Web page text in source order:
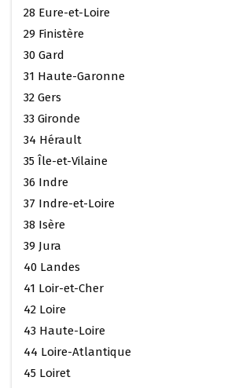
28 Eure-et-Loire
29 Finistère
30 Gard
31 Haute-Garonne
32 Gers
33 Gironde
34 Hérault
35 Île-et-Vilaine
36 Indre
37 Indre-et-Loire
38 Isère
39 Jura
40 Landes
41 Loir-et-Cher
42 Loire
43 Haute-Loire
44 Loire-Atlantique
45 Loiret